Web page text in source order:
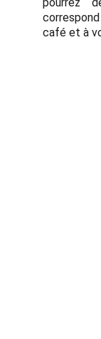
café et à